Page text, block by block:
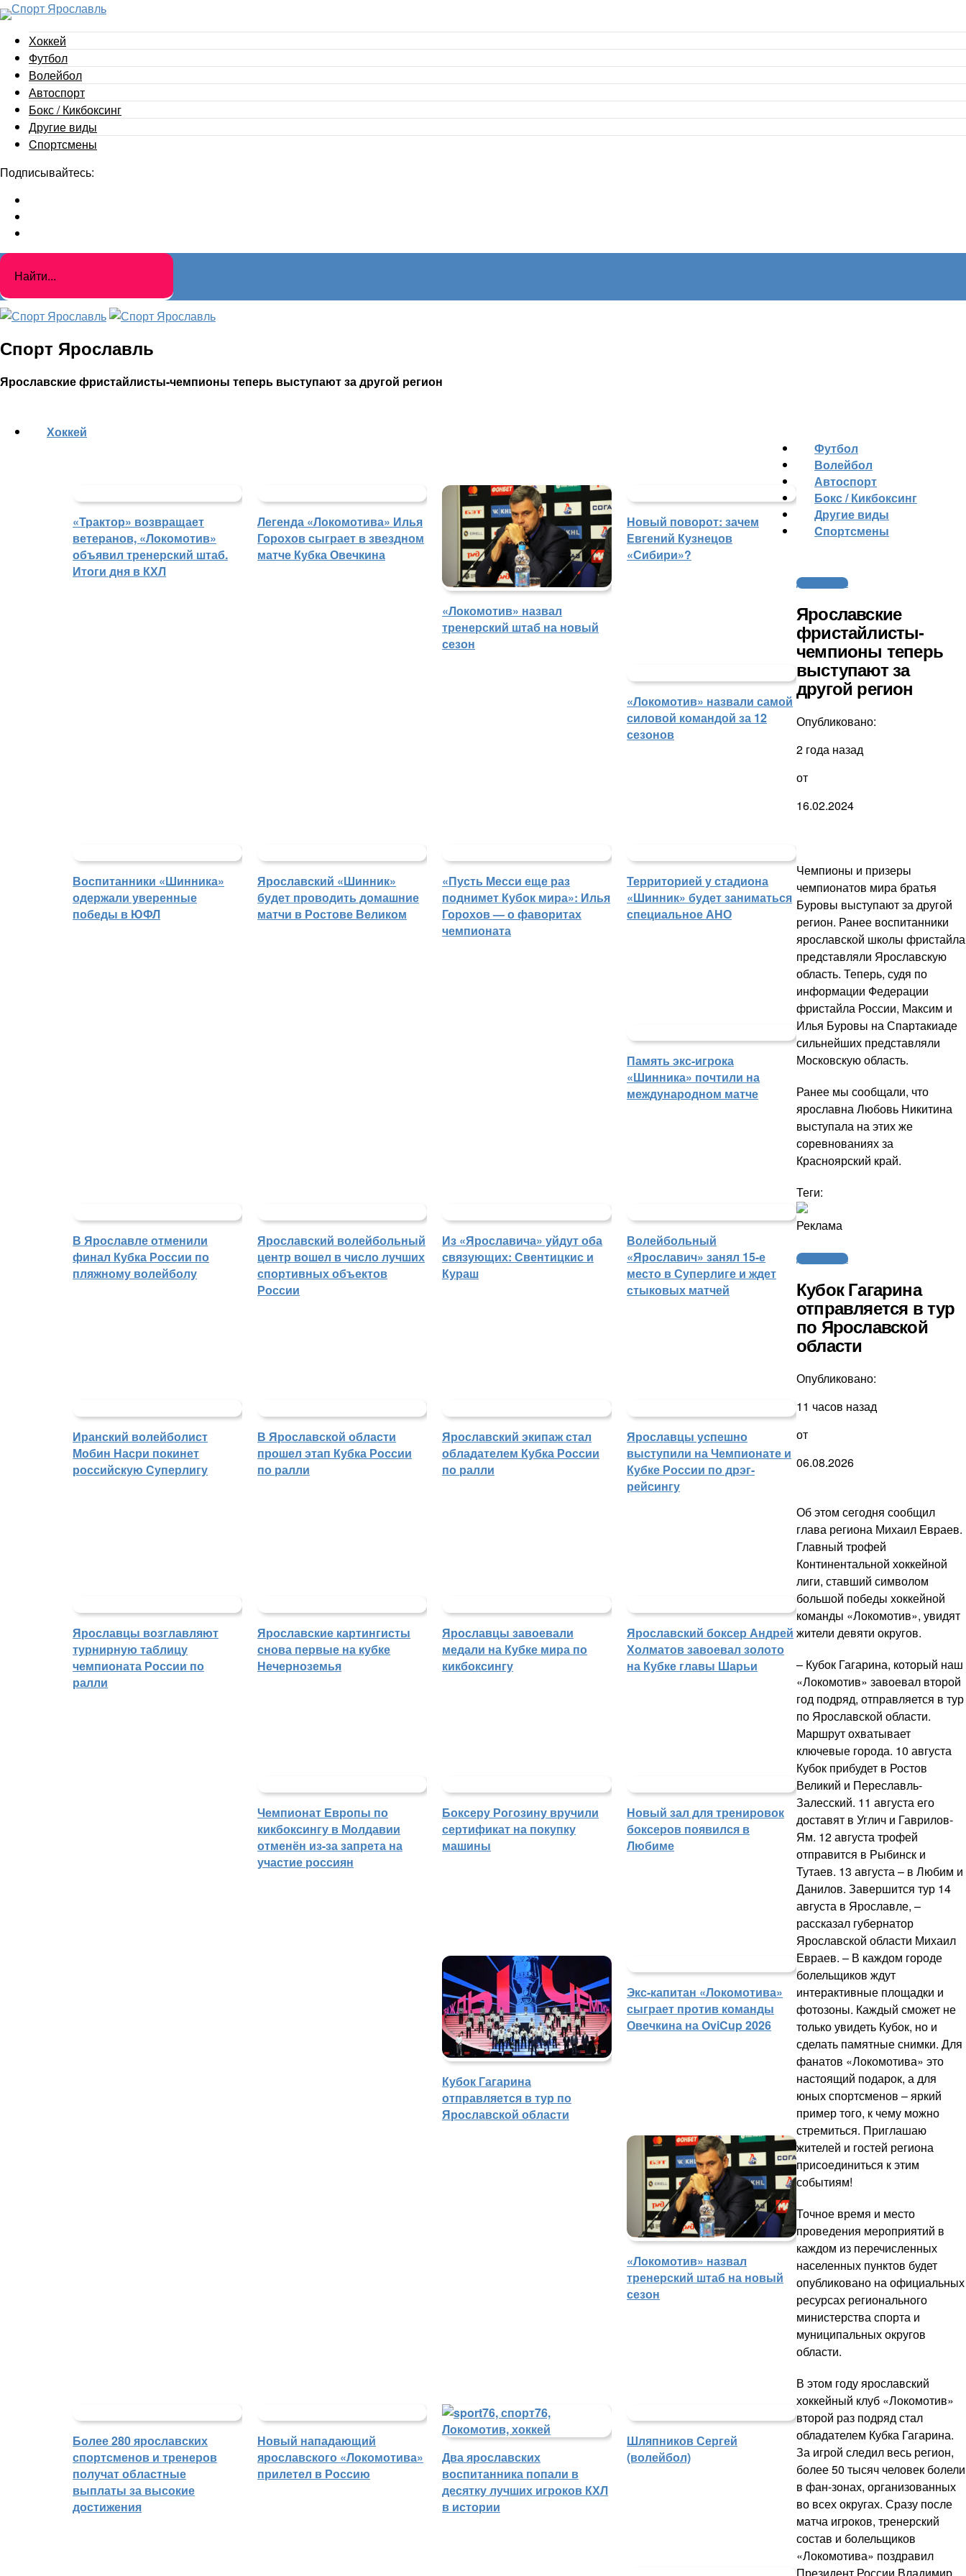
Хоккей
Футбол
Волейбол
Автоспорт
Бокс / Кикбоксинг
Другие виды
Cпортсмены
Подписывайтесь:
Спорт Ярославль
Ярославские фристайлисты-чемпионы теперь выступают за другой регион
Хоккей
«Трактор» возвращает
ветеранов, «Локомотив»
объявил тренерский штаб.
Итоги дня в КХЛ
Легенда «Локомотива» Илья
Горохов сыграет в звездном
матче Кубка Овечкина
«Локомотив» назвал
тренерский штаб на новый
сезон
Новый поворот: зачем
Евгений Кузнецов
«Сибири»?
«Локомотив» назвали самой
силовой командой за 12
сезонов
Футбол
Воспитанники «Шинника»
одержали уверенные
победы в ЮФЛ
Ярославский «Шинник»
будет проводить домашние
матчи в Ростове Великом
«Пусть Месси еще раз
поднимет Кубок мира»: Илья
Горохов — о фаворитах
чемпионата
Территорией у стадиона
«Шинник» будет заниматься
специальное АНО
Память экс-игрока
«Шинника» почтили на
международном матче
Волейбол
В Ярославле отменили
финал Кубка России по
пляжному волейболу
Ярославский волейбольный
центр вошел в число лучших
спортивных объектов
России
Из «Ярославича» уйдут оба
связующих: Свентицкис и
Кураш
Волейбольный
«Ярославич» занял 15-е
место в Суперлиге и ждет
стыковых матчей
Иранский волейболист
Мобин Насри покинет
российскую Суперлигу
Автоспорт
В Ярославской области
прошел этап Кубка России
по ралли
Ярославский экипаж стал
обладателем Кубка России
по ралли
Ярославцы успешно
выступили на Чемпионате и
Кубке России по дрэг-
рейсингу
Ярославцы возглавляют
турнирную таблицу
чемпионата России по
ралли
Ярославские картингисты
снова первые на кубке
Нечерноземья
Бокс / Кикбоксинг
Ярославцы завоевали
медали на Кубке мира по
кикбоксингу
Ярославский боксер Андрей
Холматов завоевал золото
на Кубке главы Шарьи
Чемпионат Европы по
кикбоксингу в Молдавии
отменён из-за запрета на
участие россиян
Боксеру Рогозину вручили
сертификат на покупку
машины
Новый зал для тренировок
боксеров появился в
Любиме
Другие виды
Кубок Гагарина
отправляется в тур по
Ярославской области
Экс-капитан «Локомотива»
сыграет против команды
Овечкина на OviCup 2026
«Локомотив» назвал
тренерский штаб на новый
сезон
Более 280 ярославских
спортсменов и тренеров
получат областные
выплаты за высокие
достижения
Новый нападающий
ярославского «Локомотива»
прилетел в Россию
Cпортсмены
Два ярославских
воспитанника попали в
десятку лучших игроков КХЛ
в истории
Шляпников Сергей
(волейбол)
Другие виды
Ярославские
фристайлисты-
чемпионы теперь
выступают за
другой регион
Опубликовано:
2 года назад
от
16.02.2024
Чемпионы и призеры
чемпионатов мира братья
Буровы выступают за другой
регион. Ранее воспитанники
ярославской школы фристайла
представляли Ярославскую
область. Теперь, судя по
информации Федерации
фристайла России, Максим и
Илья Буровы на Спартакиаде
сильнейших представляли
Московскую область.
Ранее мы сообщали, что
ярославна Любовь Никитина
выступала на этих же
соревнованиях за
Красноярский край.
Теги:
Реклама
Другие виды
Кубок Гагарина
отправляется в тур
по Ярославской
области
Опубликовано:
11 часов назад
от
06.08.2026
Об этом сегодня сообщил
глава региона Михаил Евраев.
Главный трофей
Континентальной хоккейной
лиги, ставший символом
большой победы хоккейной
команды «Локомотив», увидят
жители девяти округов.
– Кубок Гагарина, который наш
«Локомотив» завоевал второй
год подряд, отправляется в тур
по Ярославской области.
Маршрут охватывает
ключевые города. 10 августа
Кубок прибудет в Ростов
Великий и Переславль-
Залесский. 11 августа его
доставят в Углич и Гаврилов-
Ям. 12 августа трофей
отправится в Рыбинск и
Тутаев. 13 августа – в Любим и
Данилов. Завершится тур 14
августа в Ярославле, –
рассказал губернатор
Ярославской области Михаил
Евраев. – В каждом городе
болельщиков ждут
интерактивные площадки и
фотозоны. Каждый сможет не
только увидеть Кубок, но и
сделать памятные снимки. Для
фанатов «Локомотива» это
настоящий подарок, а для
юных спортсменов – яркий
пример того, к чему можно
стремиться. Приглашаю
жителей и гостей региона
присоединиться к этим
событиям!
Точное время и место
проведения мероприятий в
каждом из перечисленных
населенных пунктов будет
опубликовано на официальных
ресурсах регионального
министерства спорта и
муниципальных округов
области.
В этом году ярославский
хоккейный клуб «Локомотив»
второй раз подряд стал
обладателем Кубка Гагарина.
За игрой следил весь регион,
более 50 тысяч человек болели
в фан-зонах, организованных
во всех округах. Сразу после
матча игроков, тренерский
состав и болельщиков
«Локомотива» поздравил
Президент России Владимир